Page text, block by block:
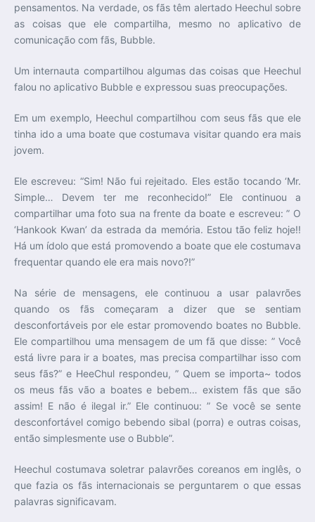
pensamentos. Na verdade, os fãs têm alertado Heechul sobre
as coisas que ele compartilha, mesmo no aplicativo de
comunicação com fãs, Bubble.
Um internauta compartilhou algumas das coisas que Heechul
falou no aplicativo Bubble e expressou suas preocupações.
Em um exemplo, Heechul compartilhou com seus fãs que ele
tinha ido a uma boate que costumava visitar quando era mais
jovem.
Ele escreveu: “Sim! Não fui rejeitado. Eles estão tocando ‘Mr.
Simple… Devem ter me reconhecido!” Ele continuou a
compartilhar uma foto sua na frente da boate e escreveu: ” O
‘Hankook Kwan’ da estrada da memória. Estou tão feliz hoje!!
Há um ídolo que está promovendo a boate que ele costumava
frequentar quando ele era mais novo?!”
Na série de mensagens, ele continuou a usar palavrões
quando os fãs começaram a dizer que se sentiam
desconfortáveis ​​por ele estar promovendo boates no Bubble.
Ele compartilhou uma mensagem de um fã que disse: ” Você
está livre para ir a boates, mas precisa compartilhar isso com
seus fãs?” e HeeChul respondeu, ” Quem se importa~ todos
os meus fãs vão a boates e bebem… existem fãs que são
assim! E não é ilegal ir.” Ele continuou: ” Se você se sente
desconfortável comigo bebendo sibal (porra) e outras coisas,
então simplesmente use o Bubble”.
Heechul costumava soletrar palavrões coreanos em inglês, o
que fazia os fãs internacionais se perguntarem o que essas
palavras significavam.